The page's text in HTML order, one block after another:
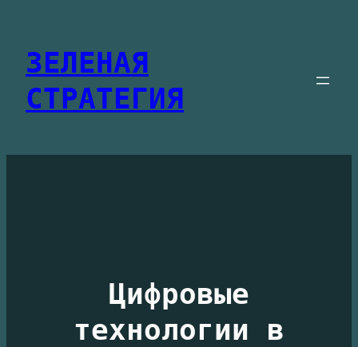
содержимому
ЗЕЛЕНАЯ
СТРАТЕГИЯ
Цифровые
технологии в